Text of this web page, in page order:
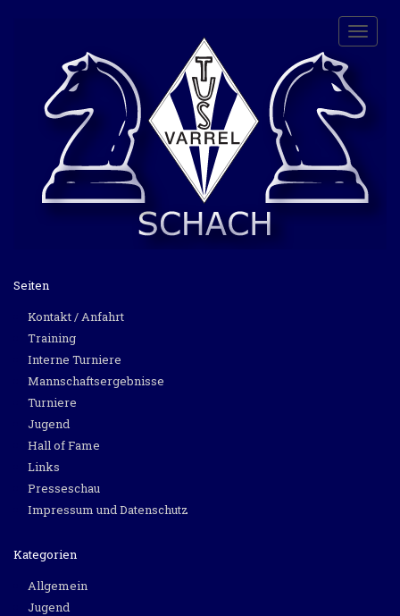
Toggle
Seiten
Kontakt / Anfahrt
Training
Interne Turniere
Mannschaftsergebnisse
Turniere
Jugend
Hall of Fame
Links
Presseschau
Impressum und Datenschutz
Kategorien
Allgemein
Jugend